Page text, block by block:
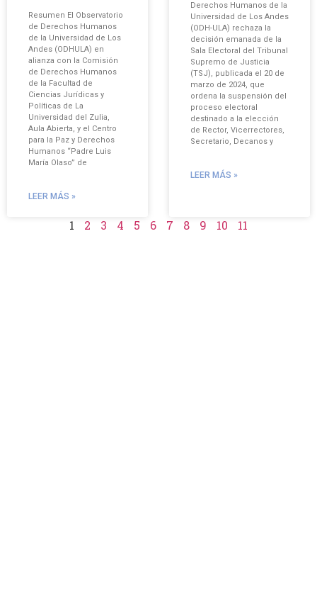
Resumen El Observatorio
de Derechos Humanos
de la Universidad de Los
Andes (ODHULA) en
alianza con la Comisión
de Derechos Humanos
de la Facultad de
Ciencias Jurídicas y
Políticas de La
Universidad del Zulia,
Aula Abierta, y el Centro
para la Paz y Derechos
Humanos “Padre Luis
María Olaso” de
LEER MÁS »
Derechos Humanos de la
Universidad de Los Andes
(ODH-ULA) rechaza la
decisión emanada de la
Sala Electoral del Tribunal
Supremo de Justicia
(TSJ), publicada el 20 de
marzo de 2024, que
ordena la suspensión del
proceso electoral
destinado a la elección
de Rector, Vicerrectores,
Secretario, Decanos y
LEER MÁS »
1 2 3 4 5 6 7 8 9 10 11